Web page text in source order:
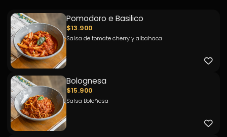
Pomodoro e Basilico
$13.900
Salsa de tomate cherry y albahaca
Bolognesa
$15.900
Salsa Boloñesa